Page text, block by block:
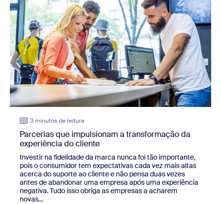
3 minutos de leitura
Parcerias que impulsionam a transformação da
experiência do cliente
Investir na fidelidade da marca nunca foi tão importante,
pois o consumidor tem expectativas cada vez mais altas
acerca do suporte ao cliente e não pensa duas vezes
antes de abandonar uma empresa após uma experiência
negativa. Tudo isso obriga as empresas a acharem
novas...